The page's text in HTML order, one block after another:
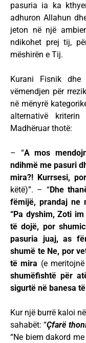
pasuria ia ka
adhuron Allahun
jeton në një
ndikohet prej tij,
mëshirën e Tij.
Kurani Fisnik
vëmendjen për
në mënyrë
alternativë
Madhëruar thotë:
– “A mos
ndihmë me pasuri
mira?! Kurrsesi,
këtë)”. – “Dhe
fëmijë, prandaj ne
“Pa dyshim, Zoti
të dojë, por
pasuria juaj, as
shumë te Ne, por
të mira (e
shumëfishtë për
sigurtë në banesa
Kur një burrë kaloi
sahabët: “Çfarë
“Ne biem dakord